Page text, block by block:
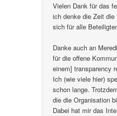
Vielen Dank für das
ich denke die Zeit
sich für alle
Danke auch an
für die offene
einem] transparency
Ich (wie viele hier)
schon lange.
die die Organisation
Dabei hat mir das